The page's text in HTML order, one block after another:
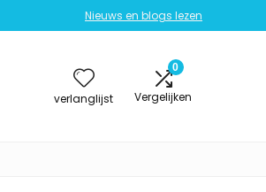
Nieuws en blogs lezen
verlanglijst
0
Vergelijken